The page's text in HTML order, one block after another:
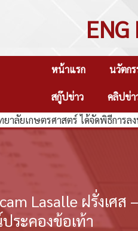
ENG
หน้าแรก นวัตก
สกู๊ปข่าว
คลิปข่า
าลัยเกษตรศาสตร์ ได้จัดพิธีการล
Lasalle ฝรั่งเศส
ะคองข้อเท้า